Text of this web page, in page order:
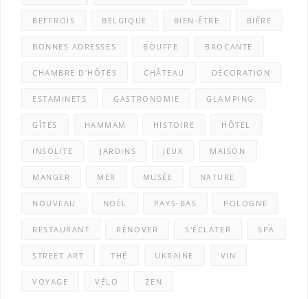
BEFFROIS BELGIQUE BIEN-ÊTRE BIÈRE
BONNES ADRESSES BOUFFE BROCANTE
CHAMBRE D'HÔTES CHÂTEAU DÉCORATION
ESTAMINETS GASTRONOMIE GLAMPING
GÎTES HAMMAM HISTOIRE HÔTEL
INSOLITE JARDINS JEUX MAISON
MANGER MER MUSÉE NATURE
NOUVEAU NOËL PAYS-BAS POLOGNE
RESTAURANT RÉNOVER S'ÉCLATER SPA
STREET ART THÉ UKRAINE VIN
VOYAGE VÉLO ZEN